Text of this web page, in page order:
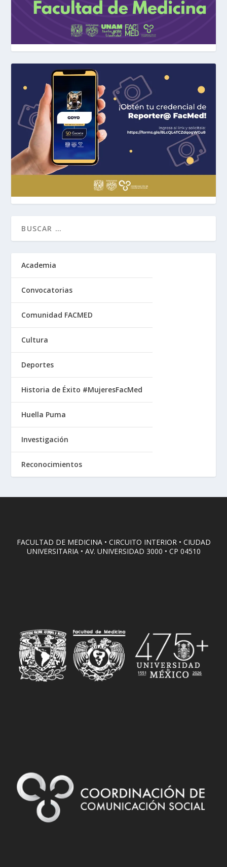
Academia
Convocatorias
Comunidad FACMED
Cultura
Deportes
Historia de Éxito #MujeresFacMed
Huella Puma
Investigación
Reconocimientos
FACULTAD DE MEDICINA • CIRCUITO INTERIOR • CIUDAD
UNIVERSITARIA • AV. UNIVERSIDAD 3000 • CP 04510